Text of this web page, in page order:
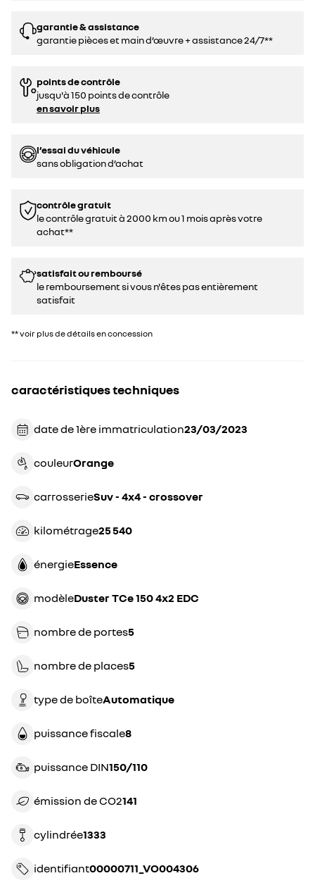
garantie & assistance
garantie pièces et main d’œuvre + assistance 24/7**
points de contrôle
jusqu'à 150 points de contrôle
en savoir plus
l’essai du véhicule
sans obligation d’achat
contrôle gratuit
le contrôle gratuit à 2000 km ou 1 mois après votre
achat**
satisfait ou remboursé
le remboursement si vous n'êtes pas entièrement
satisfait
** voir plus de détails en concession
caractéristiques techniques
date de 1ère immatriculation 23/03/2023
couleur orange
carrosserie suv - 4x4 - crossover
kilométrage 25 540
énergie essence
modèle Duster TCe 150 4x2 EDC
nombre de portes5
nombre de places5
type de boîte automatique
puissance fiscale8
puissance DIN 150/110
émission de CO2 141
cylindrée 1333
identifiant 00000711_VO004306